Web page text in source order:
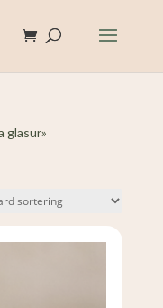
glasur»